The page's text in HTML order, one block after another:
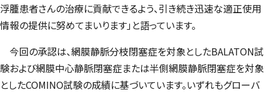
浮腫患者さんの治療に貢献できるよう、引き続き迅速な適正使用
情報の提供に努めてまいります」と語っています。
今回の承認は、網膜静脈分枝閉塞症を対象としたBALATON試
験および網膜中心静脈閉塞症または半側網膜静脈閉塞症を対象
としたCOMINO試験の成績に基づいています。いずれもグローバ